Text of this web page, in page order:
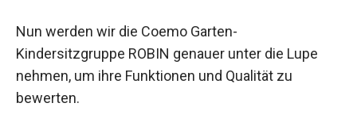
Nun werden wir die Coemo Garten-
Kindersitzgruppe ROBIN genauer unter die Lupe
nehmen, um ihre Funktionen und Qualität zu
bewerten.